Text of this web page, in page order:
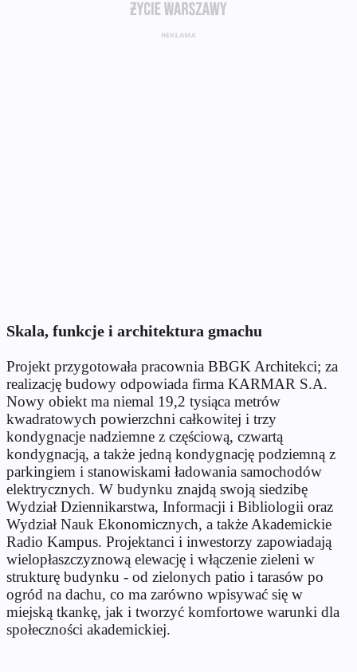
Skala, funkcje i architektura gmachu
Projekt przygotowała pracownia BBGK Architekci; za
realizację budowy odpowiada firma KARMAR S.A.
Nowy obiekt ma niemal 19,2 tysiąca metrów
kwadratowych powierzchni całkowitej i trzy
kondygnacje nadziemne z częściową, czwartą
kondygnacją, a także jedną kondygnację podziemną z
parkingiem i stanowiskami ładowania samochodów
elektrycznych. W budynku znajdą swoją siedzibę
Wydział Dziennikarstwa, Informacji i Bibliologii oraz
Wydział Nauk Ekonomicznych, a także Akademickie
Radio Kampus. Projektanci i inwestorzy zapowiadają
wielopłaszczyznową elewację i włączenie zieleni w
strukturę budynku - od zielonych patio i tarasów po
ogród na dachu, co ma zarówno wpisywać się w
miejską tkankę, jak i tworzyć komfortowe warunki dla
społeczności akademickiej.